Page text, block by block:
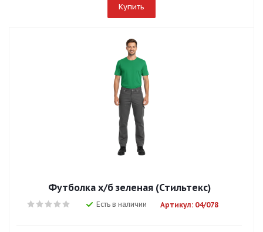
Купить
Футболка х/б зеленая (Стильтекс)
Есть в наличии Артикул: 04/078